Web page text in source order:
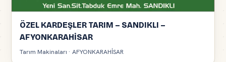
ÖZEL KARDEŞLER TARIM – SANDIKLI –
AFYONKARAHİSAR
Tarım Makinaları · AFYONKARAHİSAR